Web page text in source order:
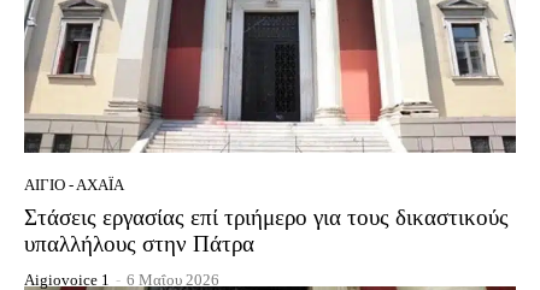
ΑΊΓΙΟ - ΑΧΑΪ́Α
Στάσεις εργασίας επί τριήμερο για τους δικαστικούς
υπαλλήλους στην Πάτρα
Aigiovoice 1 - 6 Μαΐου 2026